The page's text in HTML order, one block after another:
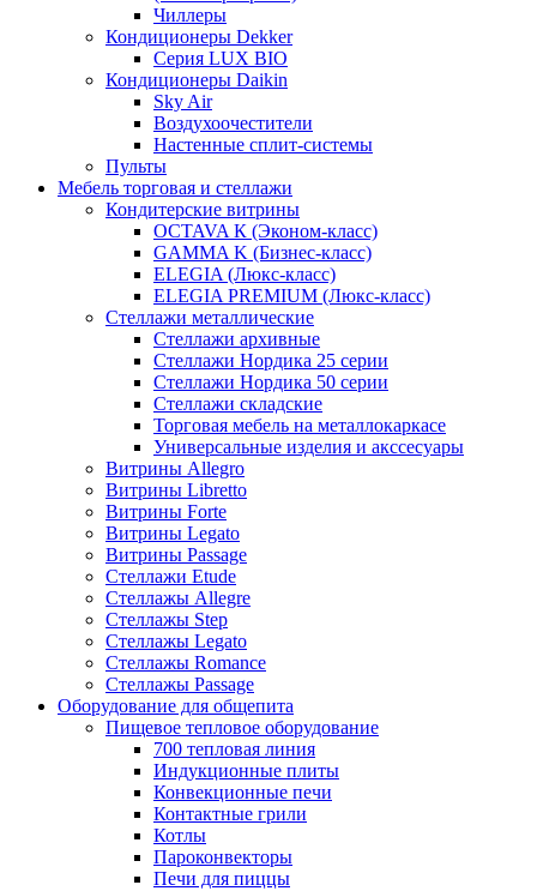
Чиллеры
Кондиционеры Dekker
Серия LUX BIO
Кондиционеры Daikin
Sky Air
Воздухоочестители
Настенные сплит-системы
Пульты
Мебель торговая и стеллажи
Кондитерские витрины
OCTAVA К (Эконом-класс)
GAMMA K (Бизнес-класс)
ELEGIA (Люкс-класс)
ELEGIA PREMIUM (Люкс-класс)
Стеллажи металлические
Стеллажи архивные
Стеллажи Нордика 25 серии
Стеллажи Нордика 50 серии
Стеллажи складские
Торговая мебель на металлокаркасе
Универсальные изделия и акссесуары
Витрины Allegro
Витрины Libretto
Витрины Forte
Витрины Legato
Витрины Passage
Стеллажи Etude
Стеллажы Allegre
Стеллажы Step
Стеллажы Legato
Стеллажы Romance
Стеллажы Passage
Оборудование для общепита
Пищевое тепловое оборудование
700 тепловая линия
Индукционные плиты
Конвекционные печи
Контактные грили
Котлы
Пароконвекторы
Печи для пиццы